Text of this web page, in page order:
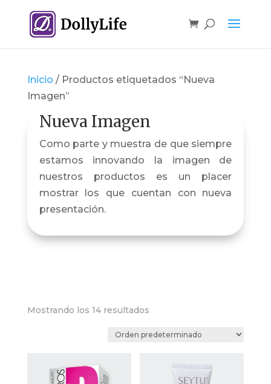
Inicio / Productos etiquetados “Nueva
Imagen”
Nueva Imagen
Como parte y muestra de que siempre
estamos innovando la imagen de
nuestros productos es un placer
mostrar los que cuentan con nueva
presentación.
Mostrando los 14 resultados